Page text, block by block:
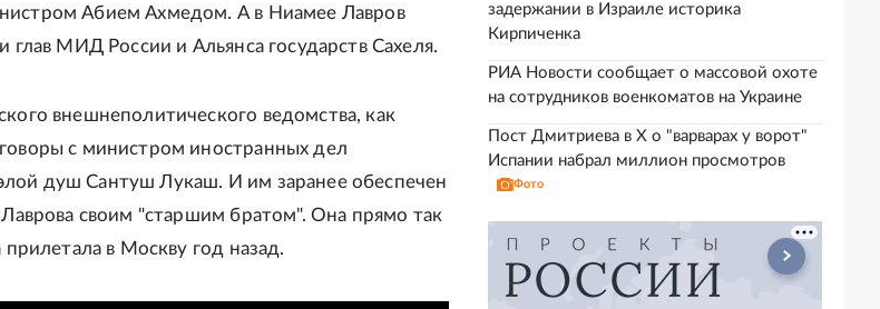
Абием Ахмедом. А в Ниамее Лавров
глав МИД России и Альянса государств Сахеля.
внешнеполитического ведомства, как
с министром иностранных дел
душ Сантуш Лукаш. И им заранее обеспечен
своим "старшим братом". Она прямо так
в Москву год назад.
задержании в Израиле историка
Кирпиченка
РИА Новости сообщает о массовой охоте
на сотрудников военкоматов на Украине
Пост Дмитриева в X о "варварах у ворот"
Испании набрал миллион просмотров
Фото